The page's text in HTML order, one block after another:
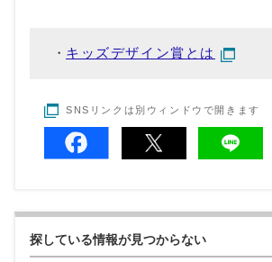
キッズデザイン賞とは
SNSリンクは別ウィンドウで開きます
探している情報が見つからない